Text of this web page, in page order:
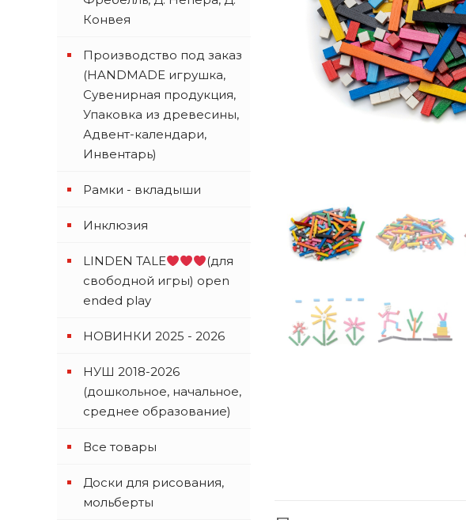
Конвея
Производство под заказ
(HANDMADE игрушка,
Сувенирная продукция,
Упаковка из древесины,
Адвент-календари,
Инвентарь)
Рамки - вкладыши
Инклюзия
LINDEN TALE
(для
свободной игры) open
ended play
НОВИНКИ 2025 - 2026
НУШ 2018-2026
(дошкольное, начальное,
среднее образование)
Все товары
Доски для рисования,
мольберты